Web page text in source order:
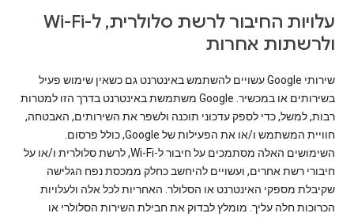
עלויות החיבור לרשת סלולרית, ל-Wi-Fi
ולרשתות אחרות
שירותי Google עשויים להשתמש באינטרנט גם כשאין שימוש פעיל
בשירותים או במכשיר. ‫Google משתמשת באינטרנט בדרך הזו למטרות
רבות, למשל, כדי לספק עדכוני תוכנה ולשפר את השירותים, האבטחה,
חוויית המשתמש ו/או את הפעילות של Google, כולל פרסום.
השימושים האלה מסתמכים על חיבור ל-Wi-Fi, לרשת סלולרית ו/או על
חיבורי רשת אחרים, ועשויים להיחשב כחלק ממכסת נפח הגלישה
שקיבלת מספקי האינטרנט או הסלולר. האחריות לכל אלה ולעלויות
הכרוכות חלה עליך. מומלץ לבדוק את חבילת השירות הסלולרי או